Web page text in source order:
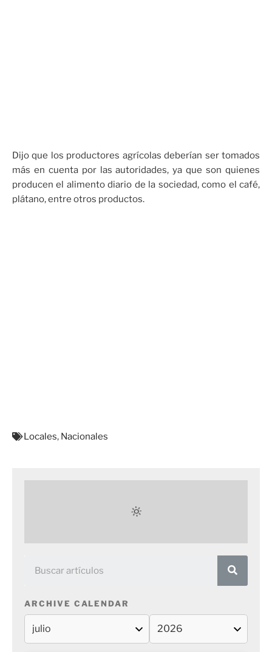
Dijo que los productores agrícolas deberían ser tomados
más en cuenta por las autoridades, ya que son quienes
producen el alimento diario de la sociedad, como el café,
plátano, entre otros productos.
Locales, Nacionales
ARCHIVE CALENDAR